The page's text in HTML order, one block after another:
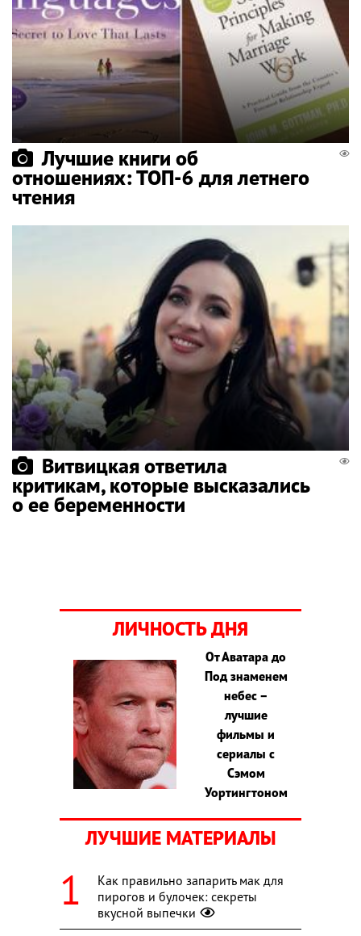
Лучшие книги об
отношениях: ТОП-6 для летнего
чтения
Витвицкая ответила
критикам, которые высказались
о ее беременности
ЛИЧНОСТЬ ДНЯ
От Аватара до
Под знаменем
небес –
лучшие
фильмы и
сериалы с
Сэмом
Уортингтоном
ЛУЧШИЕ МАТЕРИАЛЫ
Как правильно запарить мак для
пирогов и булочек: секреты
вкусной выпечки